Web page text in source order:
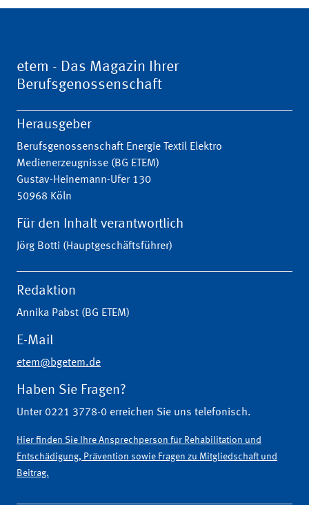
etem - Das Magazin Ihrer
Berufsgenossenschaft
Herausgeber
Berufsgenossenschaft Energie Textil Elektro
Medienerzeugnisse (BG ETEM)
Gustav-Heinemann-Ufer 130
50968 Köln
Für den Inhalt verantwortlich
Jörg Botti (Hauptgeschäftsführer)
Redaktion
Annika Pabst (BG ETEM)
E-Mail
etem@bgetem.de
Haben Sie Fragen?
Unter 0221 3778-0 erreichen Sie uns telefonisch.
Hier finden Sie Ihre Ansprechperson für Rehabilitation und
Entschädigung, Prävention sowie Fragen zu Mitgliedschaft und
Beitrag.